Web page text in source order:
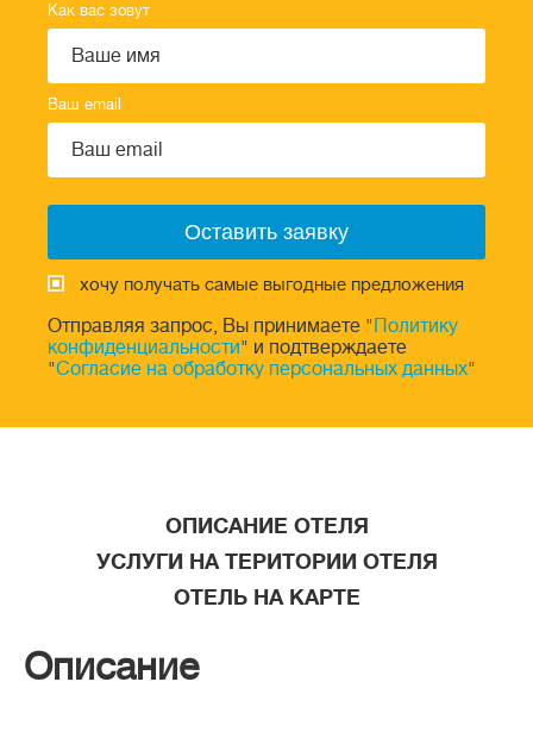
Как вас зовут
Ваш email
хочу получать самые выгодные предложения
Отправляя запрос, Вы принимаете "Политику
конфиденциальности" и подтверждаете
"Согласие на обработку персональных данных"
ОПИСАНИЕ ОТЕЛЯ
УСЛУГИ НА ТЕРИТОРИИ ОТЕЛЯ
ОТЕЛЬ НА КАРТЕ
Описание